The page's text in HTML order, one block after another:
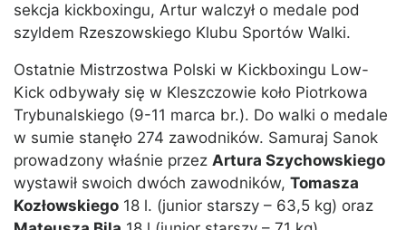
sekcja kickboxingu, Artur walczył o medale pod
szyldem Rzeszowskiego Klubu Sportów Walki.
Ostatnie Mistrzostwa Polski w Kickboxingu Low-
Kick odbywały się w Kleszczowie koło Piotrkowa
Trybunalskiego (9-11 marca br.). Do walki o medale
w sumie stanęło 274 zawodników. Samuraj Sanok
prowadzony właśnie przez Artura Szychowskiego
wystawił swoich dwóch zawodników, Tomasza
Kozłowskiego 18 l. (junior starszy – 63,5 kg) oraz